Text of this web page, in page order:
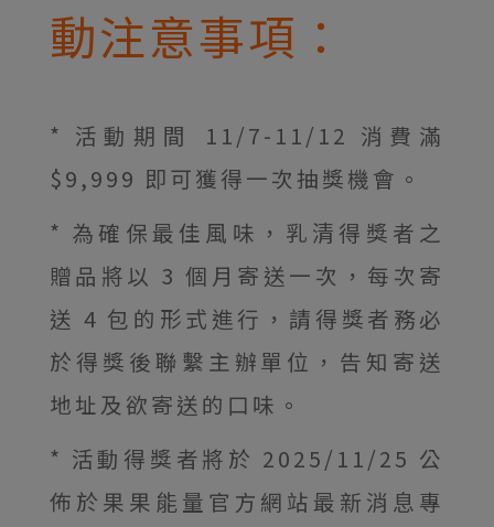
動注意事項：
* 活動期間 11/7-11/12 消費滿
$9,999 即可獲得一次抽獎機會。
* 為確保最佳風味，乳清得獎者之
贈品將以 3 個月寄送一次，每次寄
送 4 包的形式進行，請得獎者務必
於得獎後聯繫主辦單位，告知寄送
地址及欲寄送的口味。
* 活動得獎者將於 2025/11/25 公
佈於果果能量官方網站最新消息專